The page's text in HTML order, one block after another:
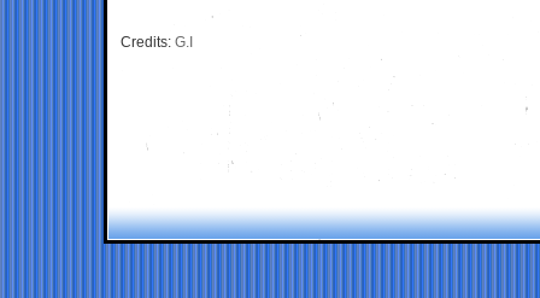
Credits: G.I